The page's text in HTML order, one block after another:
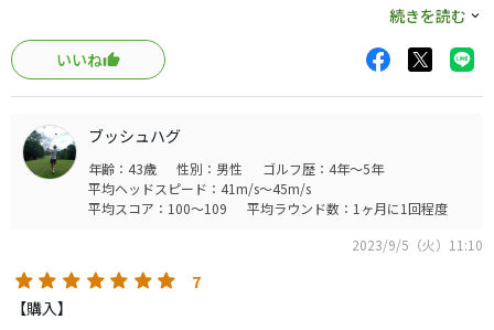
すが、トータルで最近のパターに比べて遜色なく、デザイ
ンや質感は高いと思いました。打感は固いというほどでは
なく「丁度よい」という感触です。
しばらく使い込んでもようと思います。
続きを読む
いいね
ブッシュハグ
年齢：43歳 性別：男性
ゴルフ歴：4年～5年
平均ヘッドスピード：41m/s～45m/s
平均スコア：100～109
平均ラウンド数：1ヶ月に1回程度
2023/9/5（火）11:10
7
【購入】